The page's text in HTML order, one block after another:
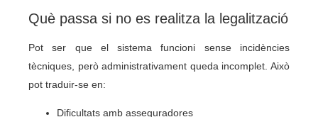
Què passa si no es realitza la legalització
Pot ser que el sistema funcioni sense incidències
tècniques, però administrativament queda incomplet. Això
pot traduir-se en:
Dificultats amb asseguradores